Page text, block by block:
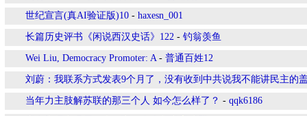
世纪宣言(真AI验证版)10 - haxesn_001
长篇历史评书《闲说西汉史话》122 - 钓翁羡鱼
Wei Liu, Democracy Promoter: A- 普通百姓12
刘蔚：我联系方式发表9个月了，没有收到中共说我不能讲民主的
当年力主肢解苏联的那三个人 如今怎么样了？ - qqk6186